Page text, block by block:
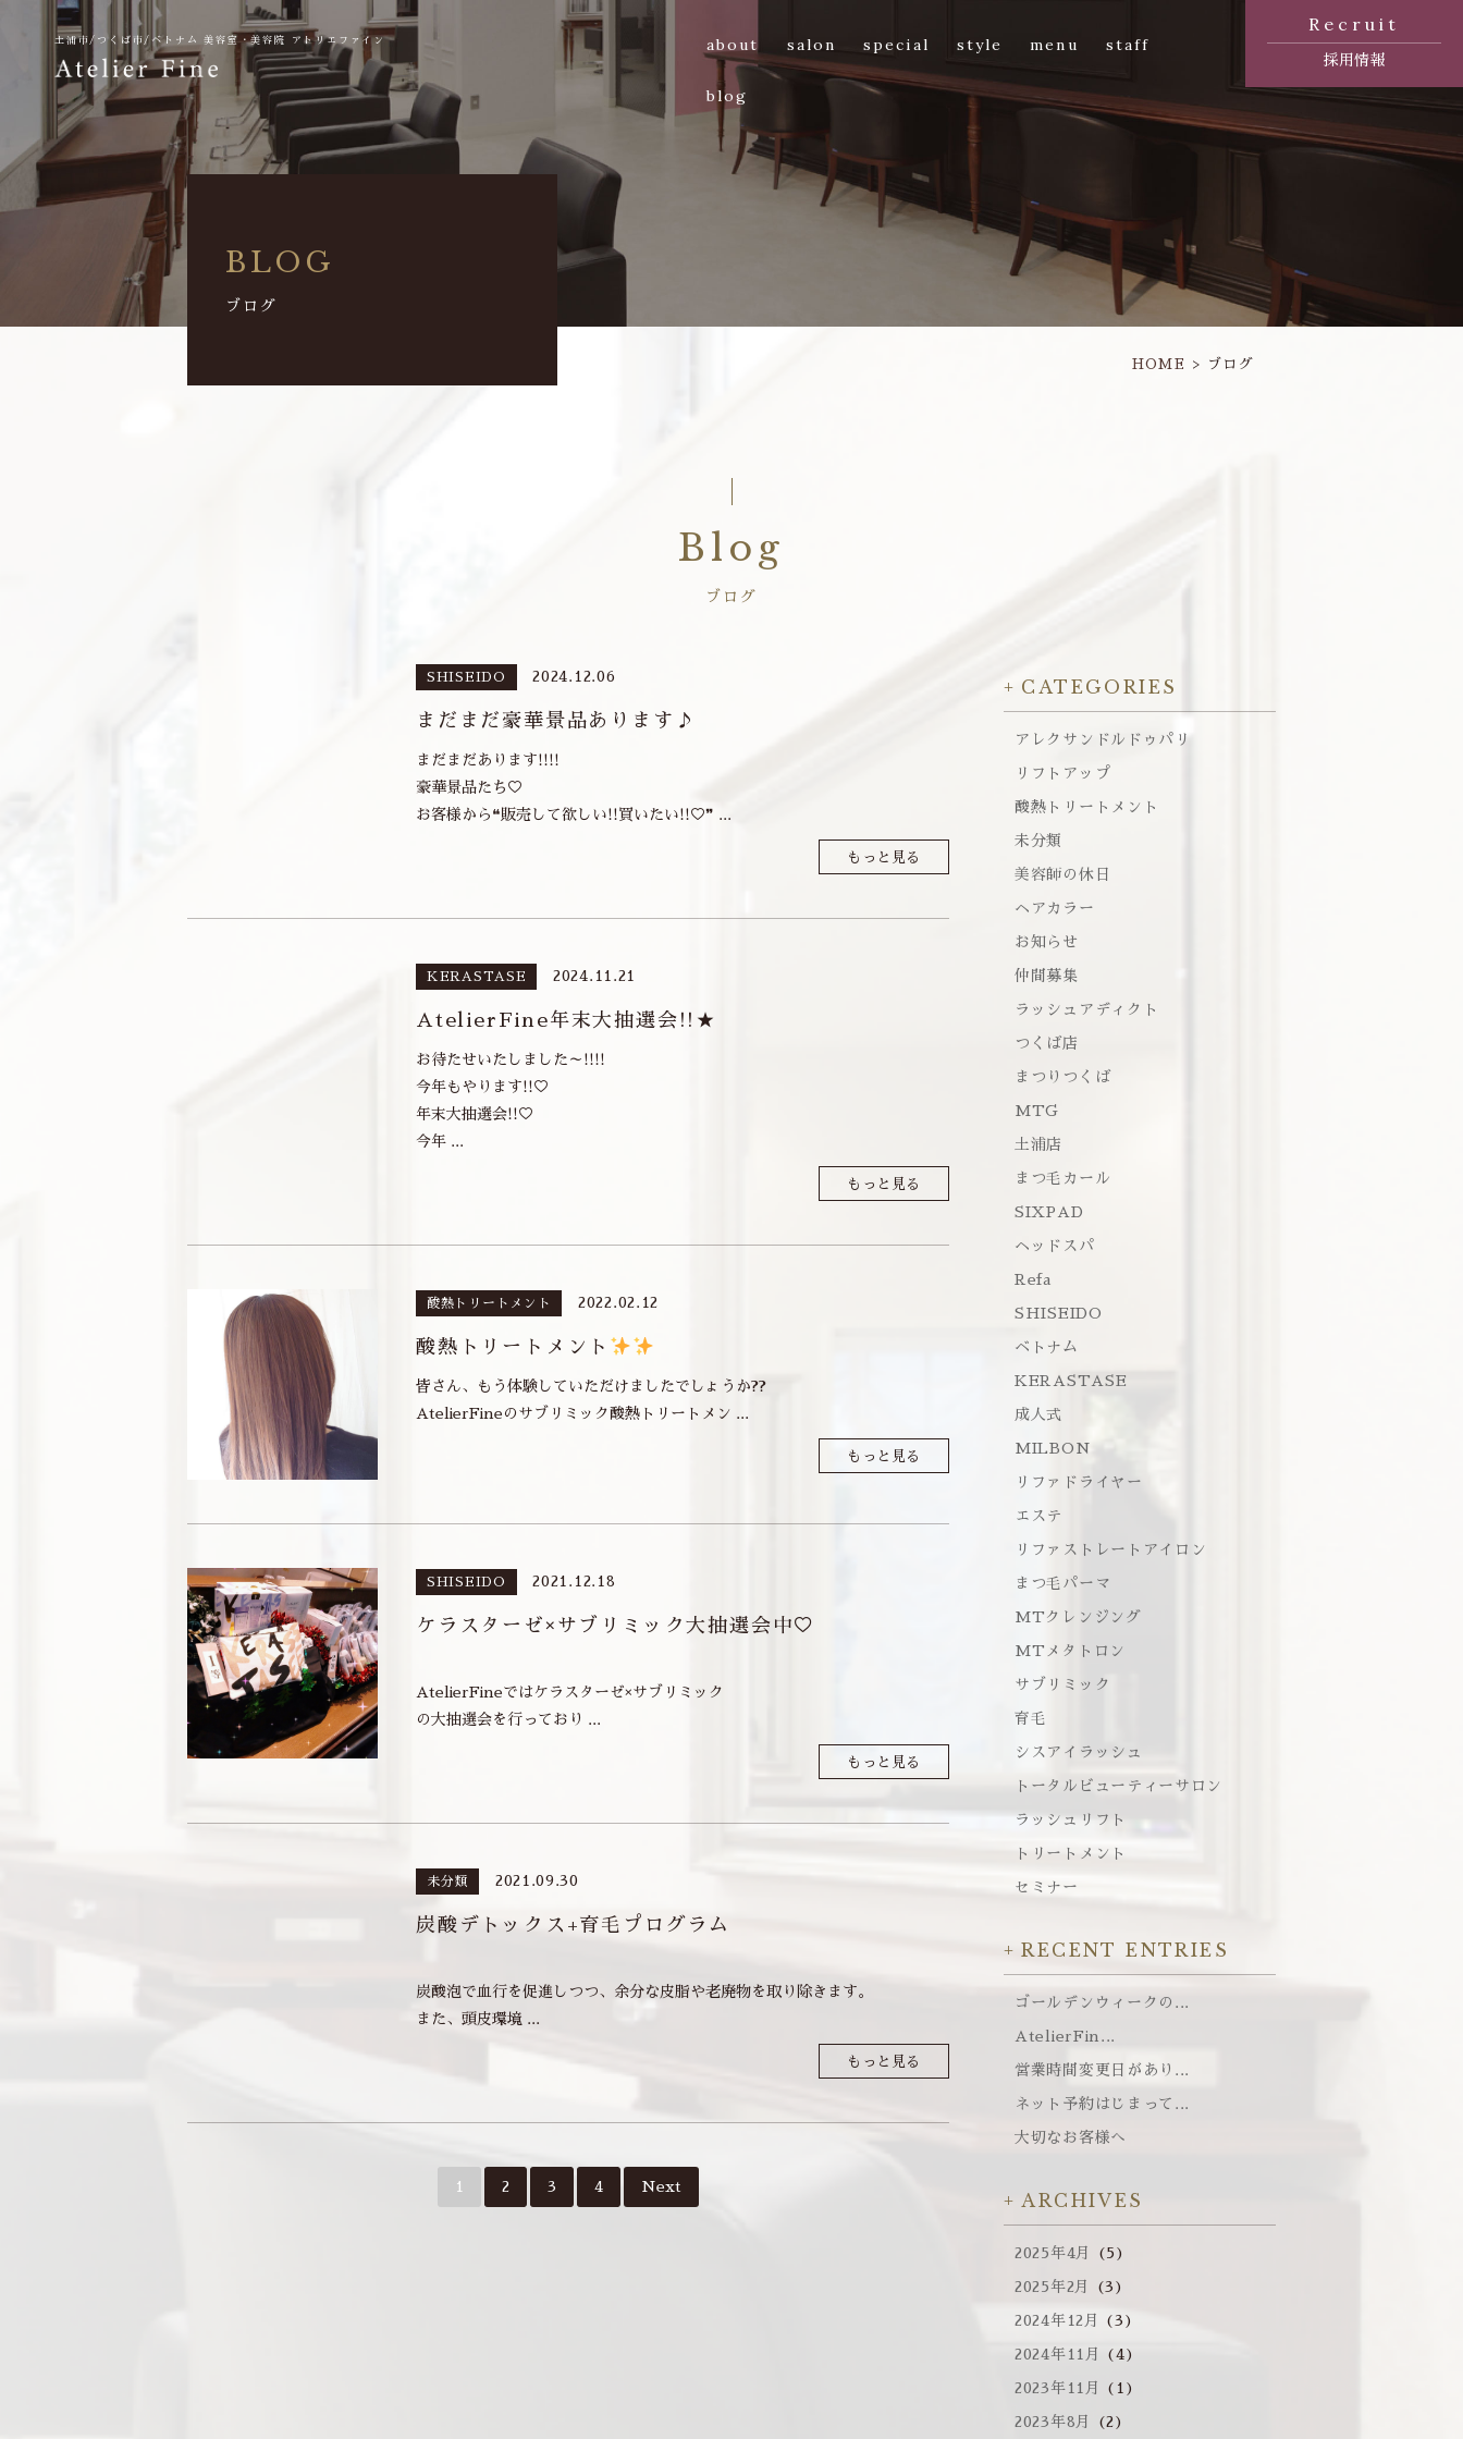
土浦市/つくば市/ベトナム美容室・美容院 アトリエファイン about salon special style menu staff
blog
Recruit
採用情報
BLOG
ブログ
HOME ブログ
Blog
ブログ
SHISEIDO 2024.12.06
まだまだ豪華景品あります♪
まだまだあります!!!!
豪華景品たち♡
お客様から❝販売して欲しい!!買いたい!!♡❞ ...
もっと見る
KERASTASE 2024.11.21
AtelierFine年末大抽選会!!★
お待たせいたしました～!!!!
今年もやります!!♡
年末大抽選会!!♡
今年 ...
もっと見る
酸熱トリートメント 2022.02.12
酸熱トリートメント
皆さん、もう体験していただけましたでしょうか??
AtelierFineのサブリミック酸熱トリートメン ...
もっと見る
SHISEIDO 2021.12.18
ケラスターゼ×サブリミック大抽選会中♡
AtelierFineではケラスターゼ×サブリミック
の大抽選会を行っており ...
もっと見る
未分類 2021.09.30
炭酸デトックス+育毛プログラム
炭酸泡で血行を促進しつつ、余分な皮脂や老廃物を取り除きます。
また、頭皮環境 ...
もっと見る
1 2 3 4 Next
CATEGORIES
アレクサンドルドゥパリ
リフトアップ
酸熱トリートメント
未分類
美容師の休日
ヘアカラー
お知らせ
仲間募集
ラッシュアディクト
つくば店
まつりつくば
MTG
土浦店
まつ毛カール
SIXPAD
ヘッドスパ
Refa
SHISEIDO
ベトナム
KERASTASE
成人式
MILBON
リファドライヤー
エステ
リファストレートアイロン
まつ毛パーマ
MTクレンジング
MTメタトロン
サブリミック
育毛
シスアイラッシュ
トータルビューティーサロン
ラッシュリフト
トリートメント
セミナー
RECENT ENTRIES
ゴールデンウィークの...
AtelierFin...
営業時間変更日があり...
ネット予約はじまって...
大切なお客様へ
ARCHIVES
2025年4月 (5)
2025年2月 (3)
2024年12月 (3)
2024年11月 (4)
2023年11月 (1)
2023年8月 (2)